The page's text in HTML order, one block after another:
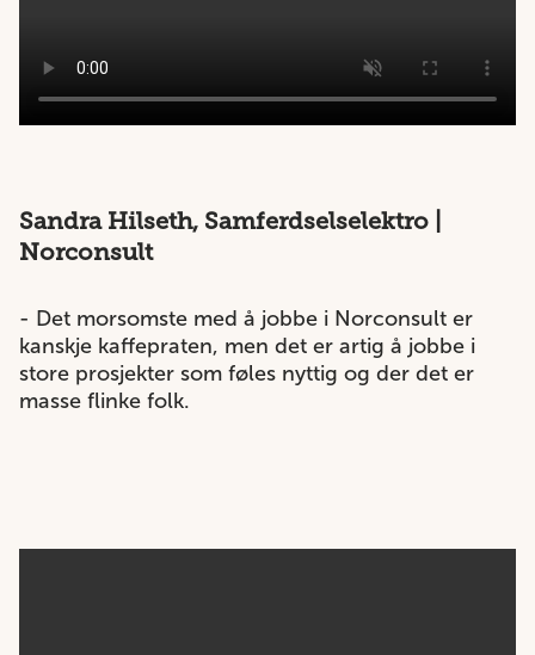
Sandra Hilseth, Samferdselselektro |
Norconsult
- Det morsomste med å jobbe i Norconsult er
kanskje kaffepraten, men det er artig å jobbe i
store prosjekter som føles nyttig og der det er
masse flinke folk.